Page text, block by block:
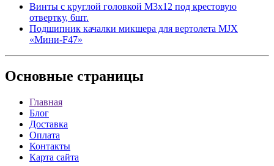
Винты с круглой головкой M3х12 под крестовую
отвертку, 6шт.
Подшипник качалки микшера для вертолета MJX
«Мини-F47»
Основные страницы
Главная
Блог
Доставка
Оплата
Контакты
Карта сайта